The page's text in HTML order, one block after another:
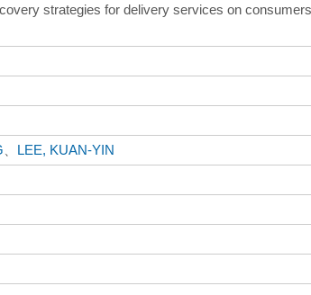
strategies for delivery services on
LEE, KUAN-YIN